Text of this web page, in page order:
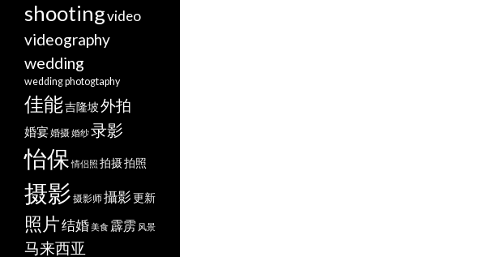
shootingvideo
videography
wedding
wedding photogtaphy
佳能吉隆坡外拍
婚宴婚摄婚纱录影
怡保 情侣照 拍摄拍照
摄影 摄影师攝影更新
照片结婚美食 霹雳 风景
马来西亚